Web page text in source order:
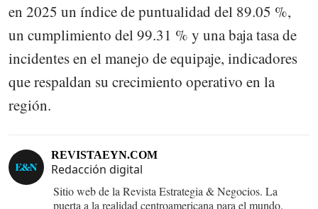
en 2025 un índice de puntualidad del 89.05 %,
un cumplimiento del 99.31 % y una baja tasa de
incidentes en el manejo de equipaje, indicadores
que respaldan su crecimiento operativo en la
región.
REVISTAEYN.COM
Redacción digital
Sitio web de la Revista Estrategia & Negocios. La
puerta a la realidad centroamericana para el mundo.